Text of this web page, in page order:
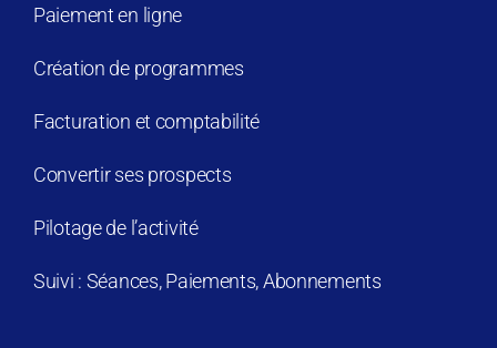
Paiement en ligne
Création de programmes
Facturation et comptabilité
Convertir ses prospects
Pilotage de l’activité
Suivi : Séances, Paiements, Abonnements